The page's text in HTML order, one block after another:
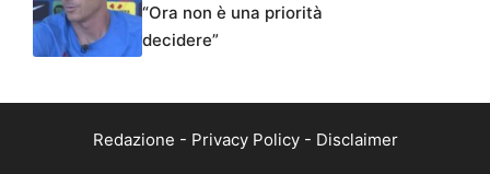
“Ora non è una priorità
decidere”
Redazione - Privacy Policy- Disclaimer